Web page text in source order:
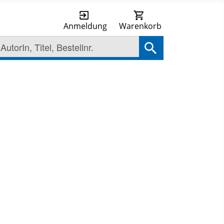
Anmeldung Warenkorb